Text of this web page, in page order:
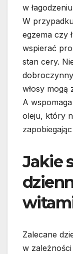
w
W
egzema czy
wspierać
stan cery.
włosy mogą
A
oleju, który
Jakie
Zalecane
w